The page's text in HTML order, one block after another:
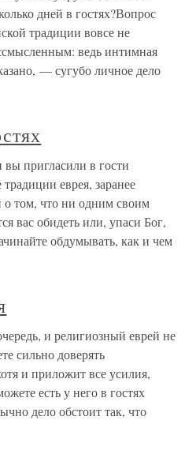
дней в гостях?Вопрос
традиции вовсе не
ведь интимная
— сугубо личное дело
вы пригласили в гости
еврея, заранее
о том, что ни одним своим
вас обидеть или, упаси Бог,
обдумывать, как и чем
и религиозный еврей не
сильно доверять
и приложит все усилия,
есть у него в гостях
дело обстоит так, что